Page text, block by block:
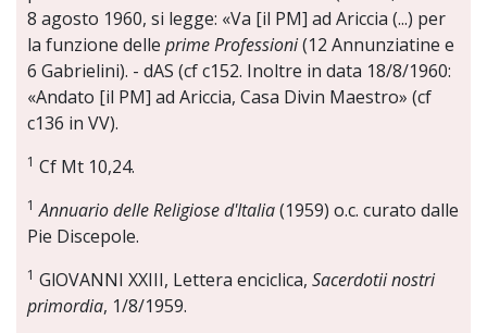
8 agosto 1960, si legge: «Va [il PM] ad Ariccia (...) per
la funzione delle prime Professioni(12 Annunziatine e
6 Gabrielini). - dAS (cf c152. Inoltre in data 18/8/1960:
«Andato [il PM] ad Ariccia, Casa Divin Maestro» (cf
c136 in VV).
1 Cf Mt 10,24.
1 Annuario delle Religiose d'Italia(1959) o.c. curato dalle
Pie Discepole.
1 GlOVANNI XXIII, Lettera enciclica, Sacerdotii nostri
primordia, 1/8/1959.